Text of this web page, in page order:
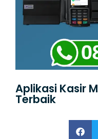
Aplikasi Kasir
Terbaik